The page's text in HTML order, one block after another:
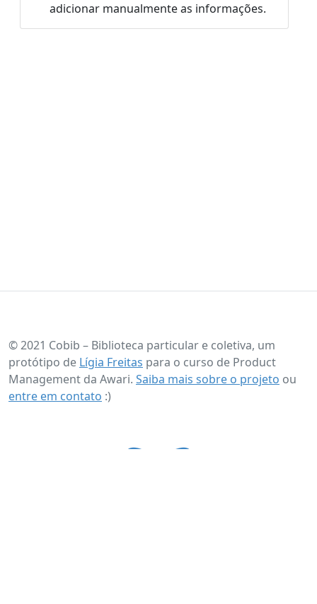
adicionar manualmente as informações.
© 2021 Cobib – Biblioteca particular e coletiva, um
protótipo de Lígia Freitas para o curso de Product
Management da Awari. Saiba mais sobre o projeto ou
entre em contato :)